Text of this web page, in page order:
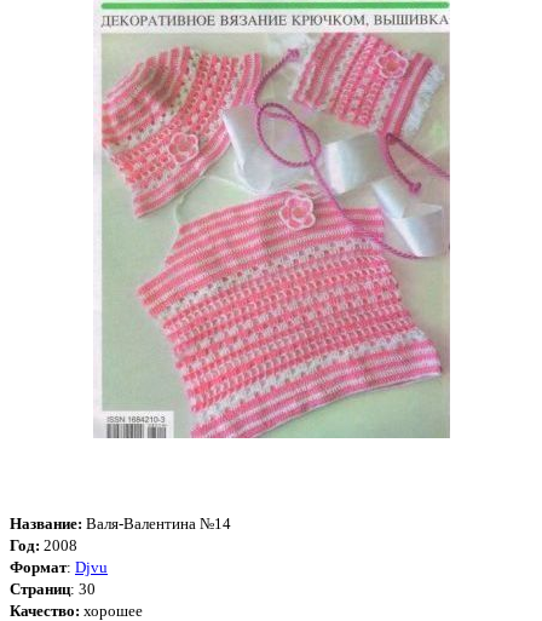
Название: Валя-Валентина №14
Год: 2008
Формат: Djvu
Страниц: 30
Качество: хорошее